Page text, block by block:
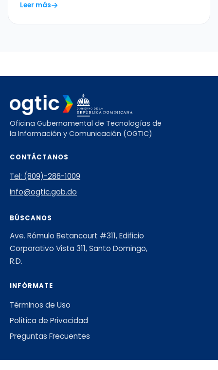
Leer más
Oficina Gubernamental de Tecnologías de
la Información y Comunicación (OGTIC)
CONTÁCTANOS
Tel: (809)-286-1009
info@ogtic.gob.do
BÚSCANOS
Ave. Rómulo Betancourt #311, Edificio
Corporativo Vista 311, Santo Domingo,
R.D.
INFÓRMATE
Términos de Uso
Política de Privacidad
Preguntas Frecuentes